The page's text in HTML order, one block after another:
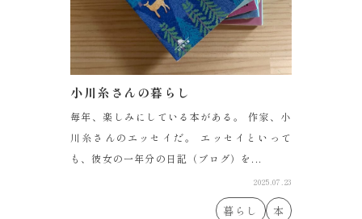
小川糸さんの暮らし
毎年、楽しみにしている本がある。 作家、小
川糸さんのエッセイだ。 エッセイといって
も、彼女の一年分の日記（ブログ）を...
2025.07.23
暮らし 本